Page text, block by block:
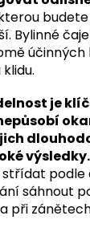
Bylinné
účinných
je
výsledky.
sáhnout
při